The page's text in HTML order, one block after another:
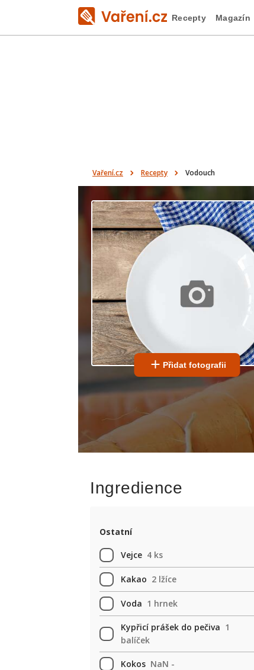
Recepty Magazín
Vaření.cz Recepty Vodouch
Přidat fotografii
Ingredience
Ostatní
Vejce 4 ks
Kakao 2 lžíce
Voda 1 hrnek
Kypřicí prášek do pečiva 1
balíček
Kokos NaN -